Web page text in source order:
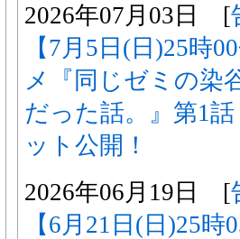
2026年07月03日 [
【7月5日(日)25時
メ『同じゼミの染
だった話。』第1
ット公開！
2026年06月19日 [
【6月21日(日)25